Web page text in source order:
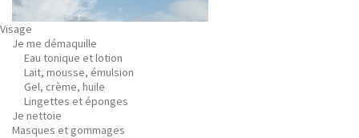
Visage
Je me démaquille
Eau tonique et lotion
Lait, mousse, émulsion
Gel, crème, huile
Lingettes et éponges
Je nettoie
Masques et gommages